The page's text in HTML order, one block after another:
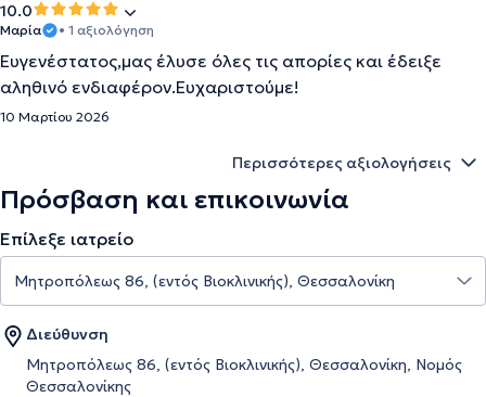
10.0
Μαρία • 1 αξιολόγηση
Ευγενέστατος,μας έλυσε όλες τις απορίες και έδειξε
αληθινό ενδιαφέρον.Ευχαριστούμε!
10 Μαρτίου 2026
Περισσότερες αξιολογήσεις
Πρόσβαση και επικοινωνία
Επίλεξε ιατρείο
Διεύθυνση
Μητροπόλεως 86, (εντός Βιοκλινικής), Θεσσαλονίκη, Νομός
Θεσσαλονίκης